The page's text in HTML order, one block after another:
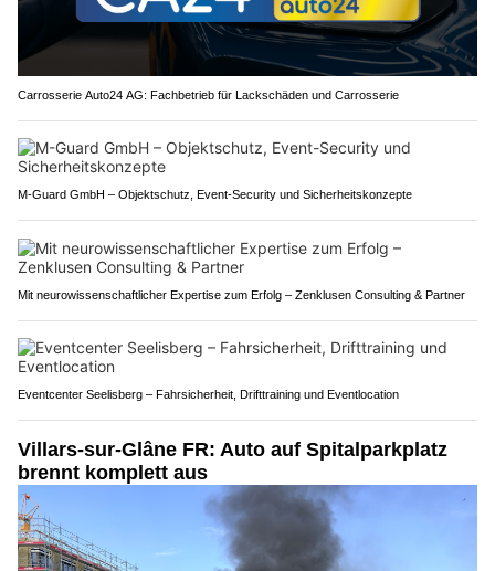
Carrosserie Auto24 AG: Fachbetrieb für Lackschäden und Carrosserie
M-Guard GmbH – Objektschutz, Event-Security und Sicherheitskonzepte
Mit neurowissenschaftlicher Expertise zum Erfolg – Zenklusen Consulting & Partner
Eventcenter Seelisberg – Fahrsicherheit, Drifttraining und Eventlocation
Villars-sur-Glâne FR: Auto auf Spitalparkplatz
brennt komplett aus